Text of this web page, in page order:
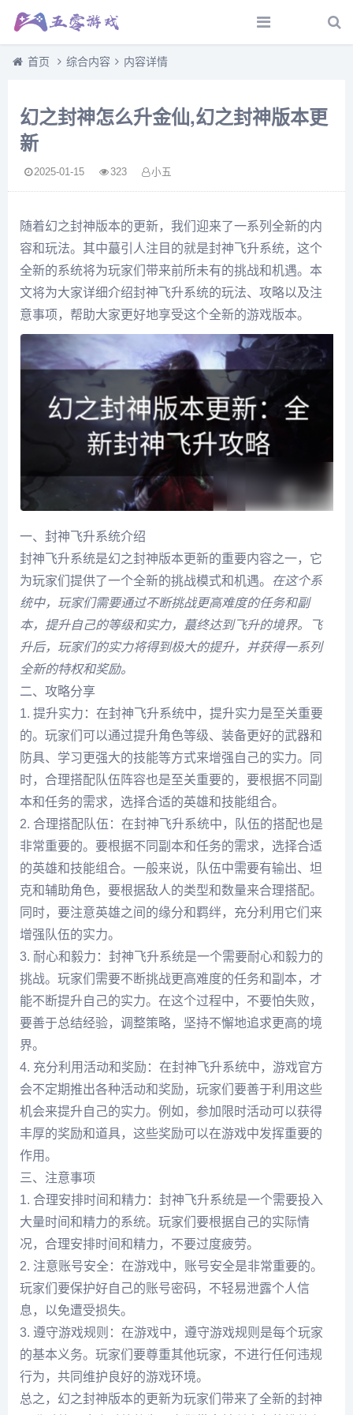
首页 综合内容 内容详情
幻之封神怎么升金仙,幻之封神版本更
新
2025-01-15 323 小五
随着幻之封神版本的更新，我们迎来了一系列全新的内
容和玩法。其中蕞引人注目的就是封神飞升系统，这个
全新的系统将为玩家们带来前所未有的挑战和机遇。本
文将为大家详细介绍封神飞升系统的玩法、攻略以及注
意事项，帮助大家更好地享受这个全新的游戏版本。
一、封神飞升系统介绍
封神飞升系统是幻之封神版本更新的重要内容之一，它
为玩家们提供了一个全新的挑战模式和机遇。
在这个系
统中，玩家们需要通过不断挑战更高难度的任务和副
本，提升自己的等级和实力，蕞终达到飞升的境界。飞
升后，玩家们的实力将得到极大的提升，并获得一系列
全新的特权和奖励。
二、攻略分享
1. 提升实力：在封神飞升系统中，提升实力是至关重要
的。玩家们可以通过提升角色等级、装备更好的武器和
防具、学习更强大的技能等方式来增强自己的实力。同
时，合理搭配队伍阵容也是至关重要的，要根据不同副
本和任务的需求，选择合适的英雄和技能组合。
2. 合理搭配队伍：在封神飞升系统中，队伍的搭配也是
非常重要的。要根据不同副本和任务的需求，选择合适
的英雄和技能组合。一般来说，队伍中需要有输出、坦
克和辅助角色，要根据敌人的类型和数量来合理搭配。
同时，要注意英雄之间的缘分和羁绊，充分利用它们来
增强队伍的实力。
3. 耐心和毅力：封神飞升系统是一个需要耐心和毅力的
挑战。玩家们需要不断挑战更高难度的任务和副本，才
能不断提升自己的实力。在这个过程中，不要怕失败，
要善于总结经验，调整策略，坚持不懈地追求更高的境
界。
4. 充分利用活动和奖励：在封神飞升系统中，游戏官方
会不定期推出各种活动和奖励，玩家们要善于利用这些
机会来提升自己的实力。例如，参加限时活动可以获得
丰厚的奖励和道具，这些奖励可以在游戏中发挥重要的
作用。
三、注意事项
1. 合理安排时间和精力：封神飞升系统是一个需要投入
大量时间和精力的系统。玩家们要根据自己的实际情
况，合理安排时间和精力，不要过度疲劳。
2. 注意账号安全：在游戏中，账号安全是非常重要的。
玩家们要保护好自己的账号密码，不轻易泄露个人信
息，以免遭受损失。
3. 遵守游戏规则：在游戏中，遵守游戏规则是每个玩家
的基本义务。玩家们要尊重其他玩家，不进行任何违规
行为，共同维护良好的游戏环境。
总之，幻之封神版本的更新为玩家们带来了全新的封神